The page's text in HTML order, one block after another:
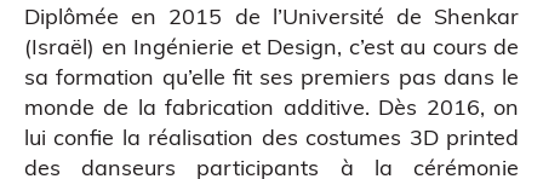
Figurine bobble head
Diplômée en 2015 de l’Université de Shenkar
(Israël) en Ingénierie et Design, c’est au cours de
sa formation qu’elle fit ses premiers pas dans le
monde de la fabrication additive. Dès 2016, on
lui confie la réalisation des costumes 3D printed
des danseurs participants à la cérémonie